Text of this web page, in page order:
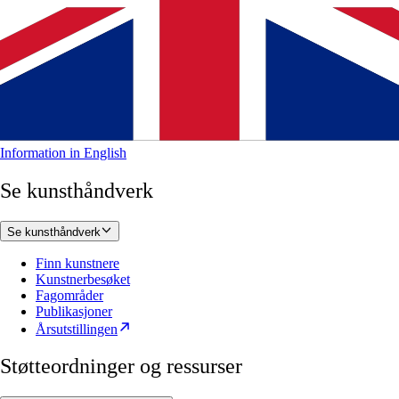
Information in English
Se kunsthåndverk
Se kunsthåndverk
Finn kunstnere
Kunstnerbesøket
Fagområder
Publikasjoner
Årsutstillingen
Støtteordninger og ressurser